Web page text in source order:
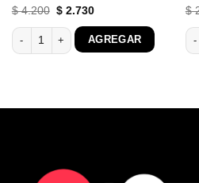
$4.200 El
original
era:
$ 4.200.
$2.730El
es:
$ 2.730.
Mesa De Luz 2 Cajones MB1041 cantidad
AGREGAR
$
Mdp cantidad